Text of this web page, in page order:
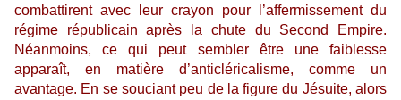
combattirent avec leur crayon pour l’affermissement du
régime républicain après la chute du Second Empire.
Néanmoins, ce qui peut sembler être une faiblesse
apparaît, en matière d’anticléricalisme, comme un
avantage. En se souciant peu de la figure du Jésuite, alors